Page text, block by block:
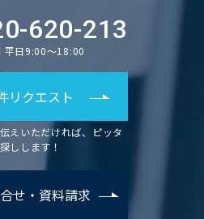
620-213
平日9:00～18:00
リクエスト
えいただければ、ピッタ
しします！
せ・資料請求